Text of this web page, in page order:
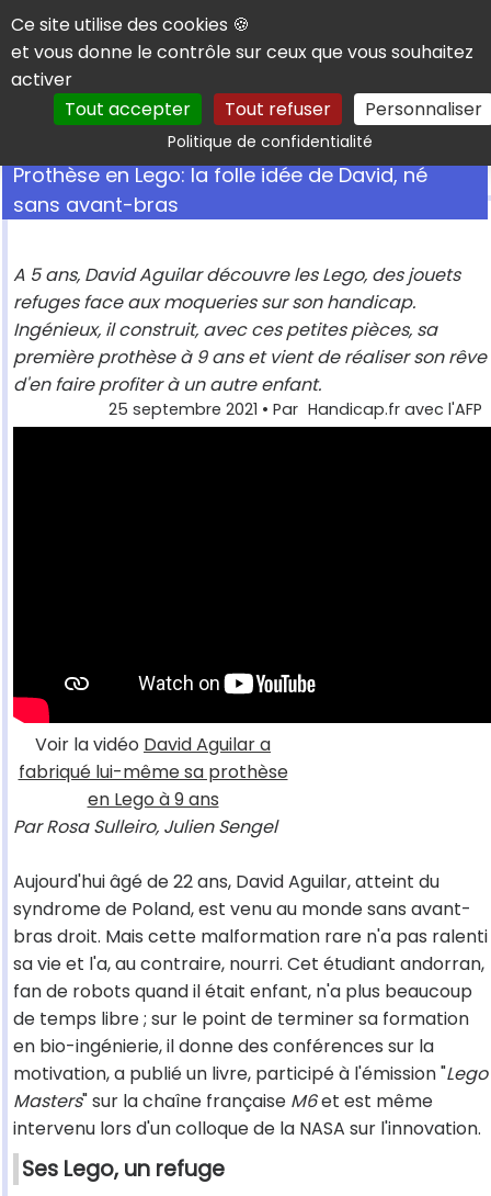
Panneau de gestion des cookies
Ce site utilise des cookies 🍪
et vous donne le contrôle sur ceux que vous souhaitez
activer
Tout accepter
Tout refuser Personnaliser
Politique de confidentialitéRechercher
Prothèse en Lego: la folle idée de David, né
sans avant-bras
A 5 ans, David Aguilar découvre les Lego, des jouets
refuges face aux moqueries sur son handicap.
Ingénieux, il construit, avec ces petites pièces, sa
première prothèse à 9 ans et vient de réaliser son rêve
d'en faire profiter à un autre enfant.
25 septembre 2021 • Par Handicap.fr avec l'AFP
Voir la vidéo David Aguilar a
fabriqué lui-même sa prothèse
en Lego à 9 ans
Par Rosa Sulleiro, Julien Sengel
Aujourd'hui âgé de 22 ans, David Aguilar, atteint du
syndrome de Poland, est venu au monde sans avant-
bras droit. Mais cette malformation rare n'a pas ralenti
sa vie et l'a, au contraire, nourri. Cet étudiant andorran,
fan de robots quand il était enfant, n'a plus beaucoup
de temps libre ; sur le point de terminer sa formation
en bio-ingénierie, il donne des conférences sur la
motivation, a publié un livre, participé à l'émission "Lego
Masters" sur la chaîne française M6et est même
intervenu lors d'un colloque de la NASA sur l'innovation.
Ses Lego, un refuge